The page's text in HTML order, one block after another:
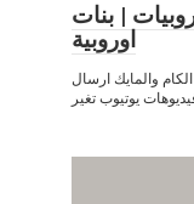
| بنات
اوروبية
والمايك ارسال
يوتيوب تغير